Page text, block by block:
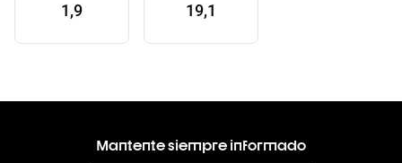
1,9 19,1
Mantente siempre informado